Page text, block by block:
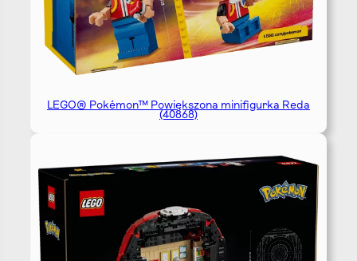
LEGO® Pokémon™ Powiększona minifigurka Reda
(40868)